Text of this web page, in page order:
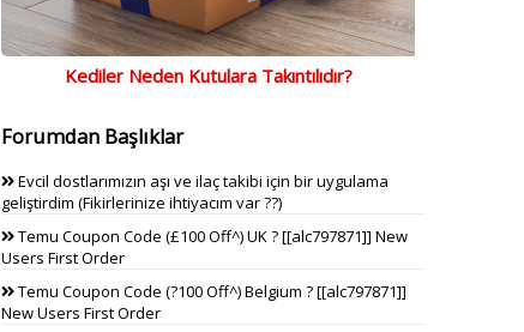
Kediler Neden Kutulara Takıntılıdır?
Forumdan Başlıklar
Evcil dostlarımızın aşı ve ilaç takibi için bir uygulama
geliştirdim (Fikirlerinize ihtiyacım var ??)
Temu Coupon Code (£100 Off^) UK ? [[alc797871]] New
Users First Order
Temu Coupon Code (?100 Off^) Belgium ? [[alc797871]]
New Users First Order